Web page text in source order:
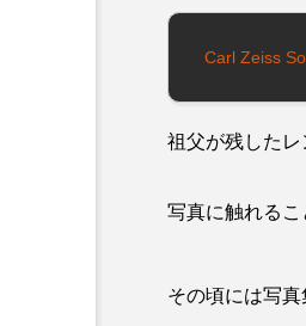
Carl Zeiss
祖父が残した
写真に触れるこ
その頃には写真